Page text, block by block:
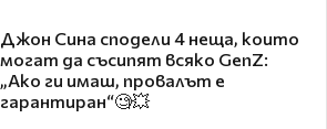
Джон Сина сподели 4 неща, които
могат да съсипят всяко GenZ:
„Ако ги имаш, провалът е
гарантиран“🧐💥